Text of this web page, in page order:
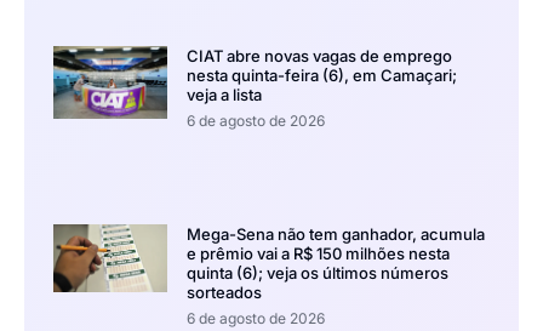
CIAT abre novas vagas de emprego
nesta quinta-feira (6), em Camaçari;
veja a lista
6 de agosto de 2026
Mega-Sena não tem ganhador, acumula
e prêmio vai a R$ 150 milhões nesta
quinta (6); veja os últimos números
sorteados
6 de agosto de 2026